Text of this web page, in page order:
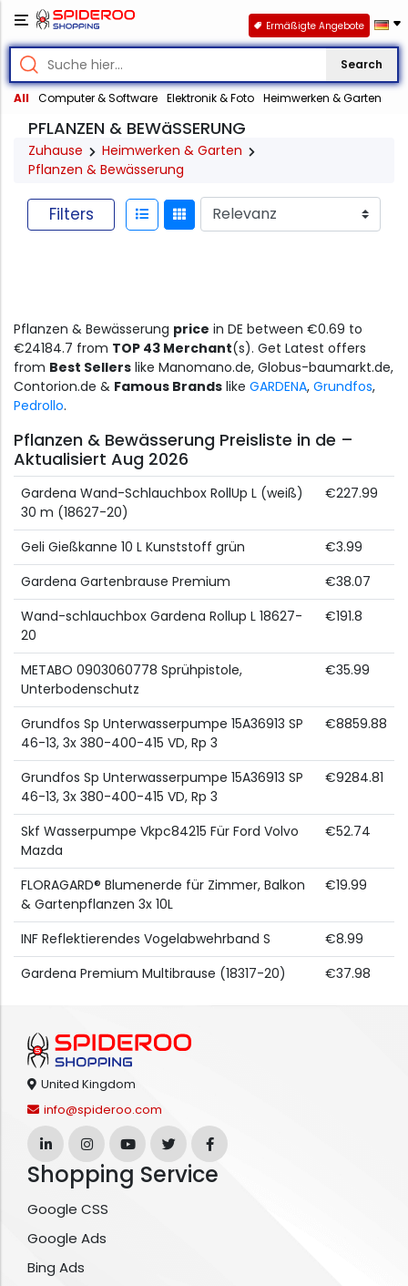
Search
All Computer & Software Elektronik & Foto Heimwerken & Garten
Ermäßigte Angebote
PFLANZEN & BEWäSSERUNG
Zuhause
Heimwerken & Garten
Pflanzen & Bewässerung
Filters
Pflanzen & Bewässerung price in DE between €0.69 to
€24184.7 from TOP 43 Merchant(s). Get Latest offers
from Best Sellers like Manomano.de, Globus-baumarkt.de,
Contorion.de & Famous Brands like GARDENA, Grundfos,
Pedrollo.
Pflanzen & Bewässerung Preisliste in de –
Aktualisiert Aug 2026
Gardena Wand-Schlauchbox RollUp L (weiß)
30 m (18627-20)
€227.99
Geli Gießkanne 10 L Kunststoff grün
€3.99
Gardena Gartenbrause Premium
€38.07
Wand-schlauchbox Gardena Rollup L 18627-
20
€191.8
METABO 0903060778 Sprühpistole,
Unterbodenschutz
€35.99
Grundfos Sp Unterwasserpumpe 15A36913 SP
46-13, 3x 380-400-415 VD, Rp 3
€8859.88
Grundfos Sp Unterwasserpumpe 15A36913 SP
46-13, 3x 380-400-415 VD, Rp 3
€9284.81
Skf Wasserpumpe Vkpc84215 Für Ford Volvo
Mazda
€52.74
FLORAGARD® Blumenerde für Zimmer, Balkon
& Gartenpflanzen 3x 10L
€19.99
INF Reflektierendes Vogelabwehrband S
€8.99
Gardena Premium Multibrause (18317-20)
€37.98
United Kingdom
info@spideroo.com
Shopping Service
Google CSS
Google Ads
Bing Ads